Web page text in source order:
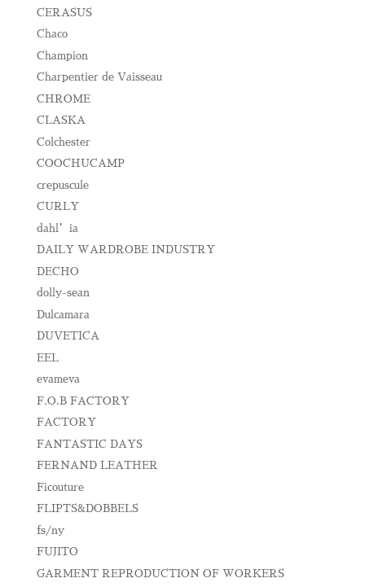
CERASUS
Chaco
Champion
Charpentier de Vaisseau
CHROME
CLASKA
Colchester
COOCHUCAMP
crepuscule
CURLY
dahl’ia
DAILY WARDROBE INDUSTRY
DECHO
dolly-sean
Dulcamara
DUVETICA
EEL
evameva
F.O.B FACTORY
FACTORY
FANTASTIC DAYS
FERNAND LEATHER
Ficouture
FLIPTS&DOBBELS
fs/ny
FUJITO
GARMENT REPRODUCTION OF WORKERS